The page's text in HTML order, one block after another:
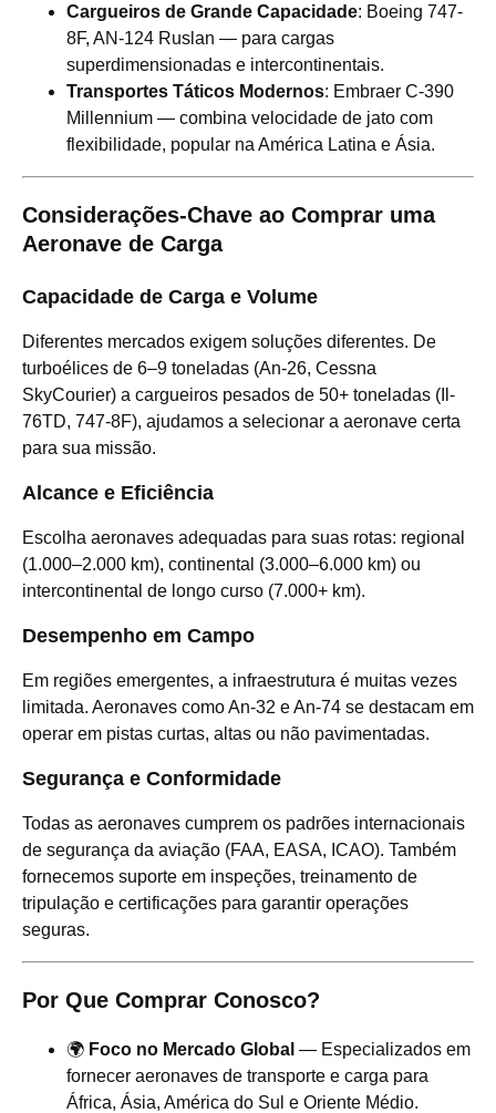
Cargueiros de Grande Capacidade: Boeing 747-
8F, AN-124 Ruslan — para cargas
superdimensionadas e intercontinentais.
Transportes Táticos Modernos: Embraer C-390
Millennium — combina velocidade de jato com
flexibilidade, popular na América Latina e Ásia.
Considerações-Chave ao Comprar uma
Aeronave de Carga
Capacidade de Carga e Volume
Diferentes mercados exigem soluções diferentes. De
turboélices de 6–9 toneladas (An-26, Cessna
SkyCourier) a cargueiros pesados de 50+ toneladas (Il-
76TD, 747-8F), ajudamos a selecionar a aeronave certa
para sua missão.
Alcance e Eficiência
Escolha aeronaves adequadas para suas rotas: regional
(1.000–2.000 km), continental (3.000–6.000 km) ou
intercontinental de longo curso (7.000+ km).
Desempenho em Campo
Em regiões emergentes, a infraestrutura é muitas vezes
limitada. Aeronaves como An-32 e An-74 se destacam em
operar em pistas curtas, altas ou não pavimentadas.
Segurança e Conformidade
Todas as aeronaves cumprem os padrões internacionais
de segurança da aviação (FAA, EASA, ICAO). Também
fornecemos suporte em inspeções, treinamento de
tripulação e certificações para garantir operações
seguras.
Por Que Comprar Conosco?
🌍 Foco no Mercado Global — Especializados em
fornecer aeronaves de transporte e carga para
África, Ásia, América do Sul e Oriente Médio.